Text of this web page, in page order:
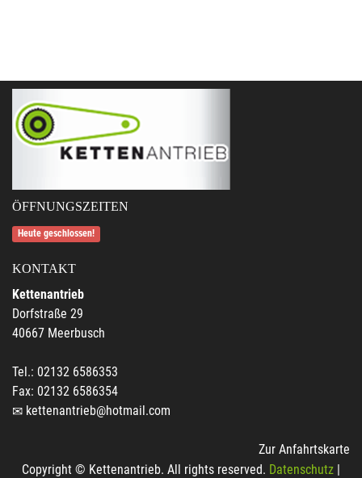
ÖFFNUNGSZEITEN
Heute geschlossen!
KONTAKT
Kettenantrieb
Dorfstraße 29
40667 Meerbusch
Tel.: 02132 6586353
Fax: 02132 6586354
kettenantrieb@hotmail.com
Zur Anfahrtskarte
Copyright © Kettenantrieb. All rights reserved. Datenschutz |